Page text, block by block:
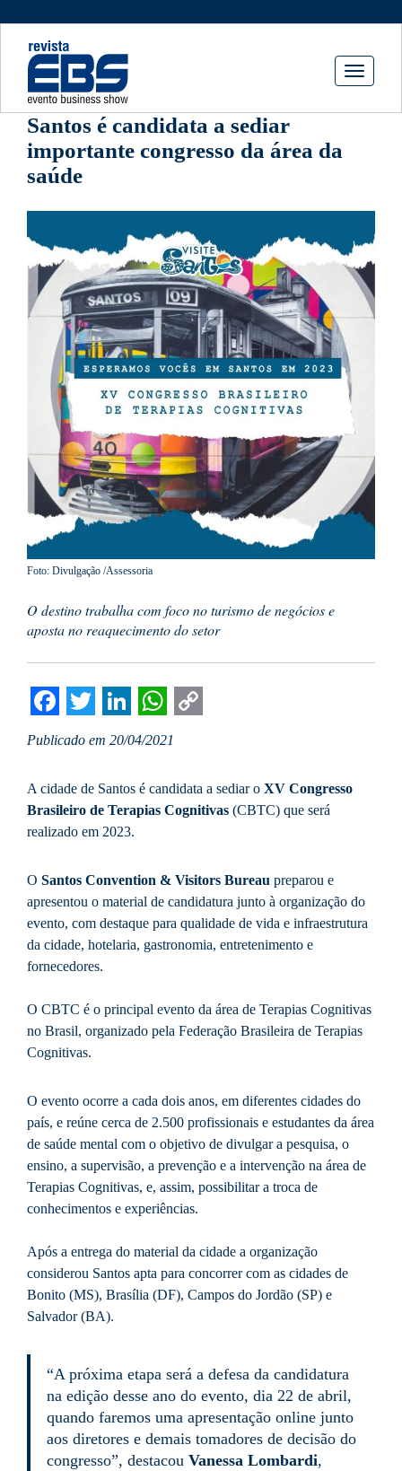
Toggle
Santos é candidata a sediar
importante congresso da área da
saúde
Foto: Divulgação /Assessoria
O destino trabalha com foco no turismo de negócios e
aposta no reaquecimento do setor
Facebook
Twitter
LinkedIn
WhatsApp
Publicado em 20/04/2021
A cidade de Santos é candidata a sediar o XV Congresso
Brasileiro de Terapias Cognitivas (CBTC) que será
realizado em 2023.
O Santos Convention & Visitors Bureau preparou e
apresentou o material de candidatura junto à organização do
evento, com destaque para qualidade de vida e infraestrutura
da cidade, hotelaria, gastronomia, entretenimento e
fornecedores.
O CBTC é o principal evento da área de Terapias Cognitivas
no Brasil, organizado pela Federação Brasileira de Terapias
Cognitivas.
O evento ocorre a cada dois anos, em diferentes cidades do
país, e reúne cerca de 2.500 profissionais e estudantes da área
de saúde mental com o objetivo de divulgar a pesquisa, o
ensino, a supervisão, a prevenção e a intervenção na área de
Terapias Cognitivas, e, assim, possibilitar a troca de
conhecimentos e experiências.
Após a entrega do material da cidade a organização
considerou Santos apta para concorrer com as cidades de
Bonito (MS), Brasília (DF), Campos do Jordão (SP) e
Salvador (BA).
“A próxima etapa será a defesa da candidatura
na edição desse ano do evento, dia 22 de abril,
quando faremos uma apresentação online junto
aos diretores e demais tomadores de decisão do
congresso”, destacou Vanessa Lombardi,